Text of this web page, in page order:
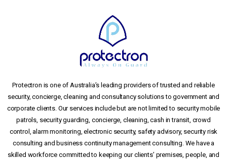
Protectron is one of Australia’s leading providers of trusted and reliable
security, concierge, cleaning and consultancy solutions to government and
corporate clients. Our services include but are not limited to security mobile
patrols, security guarding, concierge, cleaning, cash in transit, crowd
control, alarm monitoring, electronic security, safety advisory, security risk
consulting and business continuity management consulting. We have a
skilled workforce committed to keeping our clients’ premises, people, and